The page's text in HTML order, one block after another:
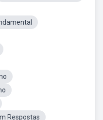
Respostas